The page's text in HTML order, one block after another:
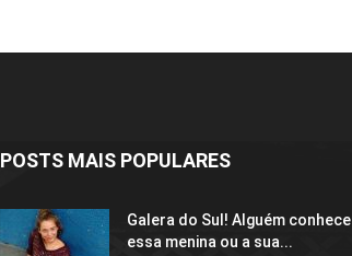
POSTS MAIS POPULARES
Galera do Sul! Alguém conhece
essa menina ou a sua...